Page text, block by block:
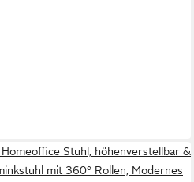
Stuhl, höhenverstellbar &
mit 360° Rollen, Modernes